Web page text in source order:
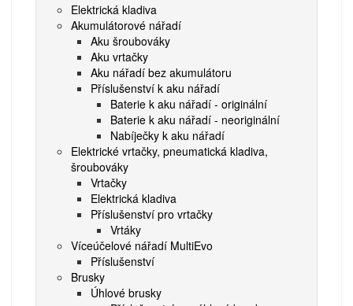
Elektrická kladiva
Akumulátorové nářadí
Aku šroubováky
Aku vrtačky
Aku nářadí bez akumulátoru
Příslušenství k aku nářadí
Baterie k aku nářadí - originální
Baterie k aku nářadí - neoriginální
Nabíječky k aku nářadí
Elektrické vrtačky, pneumatická kladiva,
šroubováky
Vrtačky
Elektrická kladiva
Příslušenství pro vrtačky
Vrtáky
Víceúčelové nářadí MultiEvo
Příslušenství
Brusky
Úhlové brusky